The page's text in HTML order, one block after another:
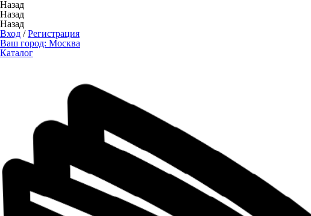
Назад
Назад
Назад
Вход /Регистрация
Ваш город: Москва
Каталог